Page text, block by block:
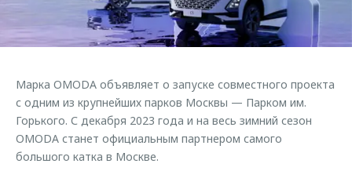
Кредитный калькулятор
Одежда и сувениры
Оригинальные аксессуары
Запчасти
Клиентская поддержка
O&J Автоклуб
Приложение O&J
Аксессуары
Одежда и сувениры
Обратная связь
Марка OMODA объявляет о запуске совместного проекта
с одним из крупнейших парков Москвы — Парком им.
Горького. С декабря 2023 года и на весь зимний сезон
OMODA станет официальным партнером самого
большого катка в Москве.